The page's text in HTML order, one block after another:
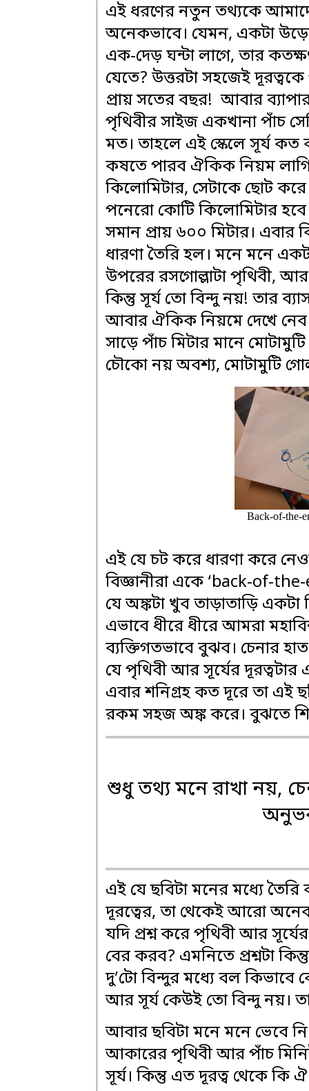
এই ধরণের নতুন তথ্যকে
অনেকভাবে। যেমন, একটা
এক-দেড় ঘন্টা লাগে, তার
যেতে? উত্তরটা সহজেই
প্রায় সতের বছর! আবার
পৃথিবীর সাইজ একখানা পাঁচ
মত। তাহলে এই স্কেলে সূর্য
কষতে পারব ঐকিক নিয়ম
কিলোমিটার, সেটাকে ছোট করে
পনেরো কোটি কিলোমিটার হবে
সমান প্রায় ৬০০ মিটার।
ধারণা তৈরি হল। মনে মনে
উপরের রসগোল্লাটা পৃথিবী, আর
কিন্তু সূর্য তো বিন্দু নয়! তার
আবার ঐকিক নিয়মে দেখে নেব
সাড়ে পাঁচ মিটার মানে
চৌকো নয় অবশ্য, মোটামুটি
Back-of-the-
এই যে চট করে ধারণা করে
বিজ্ঞানীরা একে ‘back-of-
যে অঙ্কটা খুব তাড়াতাড়ি একটা
এভাবে ধীরে ধীরে আমরা
ব্যক্তিগতভাবে বুঝব। চেনার
যে পৃথিবী আর সূর্যের দূরত্বটার
এবার শনিগ্রহ কত দূরে তা এই
রকম সহজ অঙ্ক করে। বুঝতে
শুধু তথ্য মনে রাখা নয়,
এই যে ছবিটা মনের মধ্যে
দূরত্বের, তা থেকেই আরো অনেক
যদি প্রশ্ন করে পৃথিবী আর
বের করব? এমনিতে প্রশ্নটা
দু’টো বিন্দুর মধ্যে বল
আর সূর্য কেউই তো বিন্দু নয়।
আবার ছবিটা মনে মনে ভেবে
আকারের পৃথিবী আর পাঁচ
সূর্য। কিন্তু এত দূরত্ব থেকে